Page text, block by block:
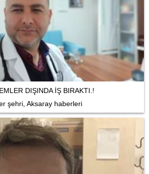
DIŞINDA İŞ BIRAKTI.!
şehri, Aksaray haberleri